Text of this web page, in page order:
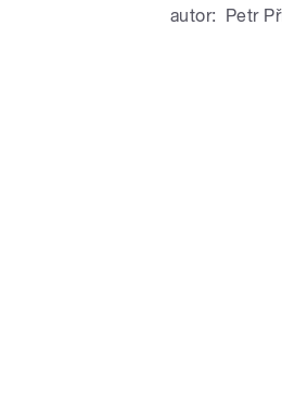
autor: Petr